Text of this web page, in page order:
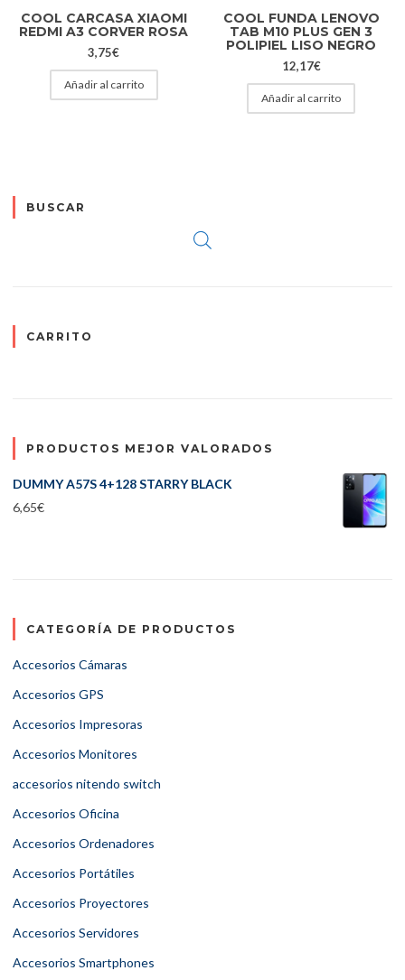
COOL CARCASA XIAOMI
REDMI A3 CORVER ROSA
3,75€
Añadir al carrito
COOL FUNDA LENOVO
TAB M10 PLUS GEN 3
POLIPIEL LISO NEGRO
12,17€
Añadir al carrito
BUSCAR
CARRITO
PRODUCTOS MEJOR VALORADOS
DUMMY A57S 4+128 STARRY BLACK
6,65€
CATEGORÍA DE PRODUCTOS
Accesorios Cámaras
Accesorios GPS
Accesorios Impresoras
Accesorios Monitores
accesorios nitendo switch
Accesorios Oficina
Accesorios Ordenadores
Accesorios Portátiles
Accesorios Proyectores
Accesorios Servidores
Accesorios Smartphones